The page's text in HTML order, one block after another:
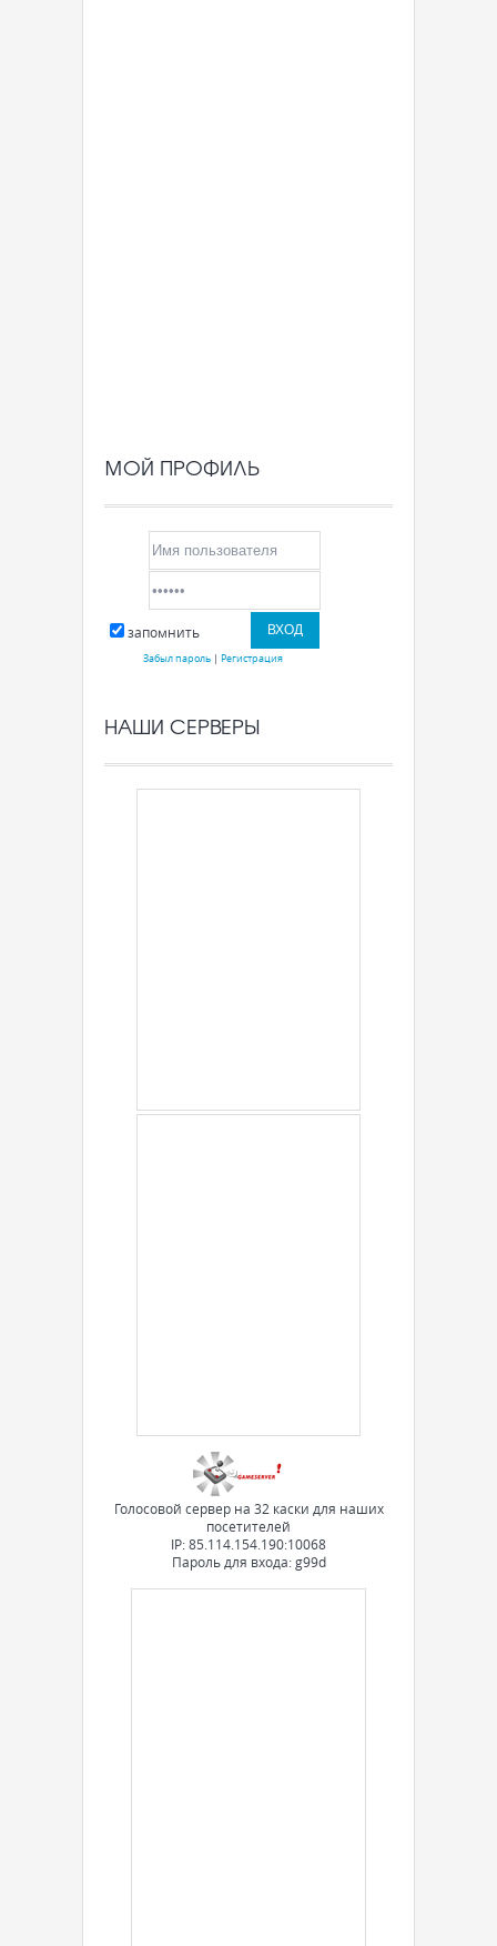
МОЙ ПРОФИЛЬ
запомнить
Забыл пароль| Регистрация
НАШИ СЕРВЕРЫ
Голосовой сервер на 32 каски для наших
посетителей
IP: 85.114.154.190:10068
Пароль для входа: g99d